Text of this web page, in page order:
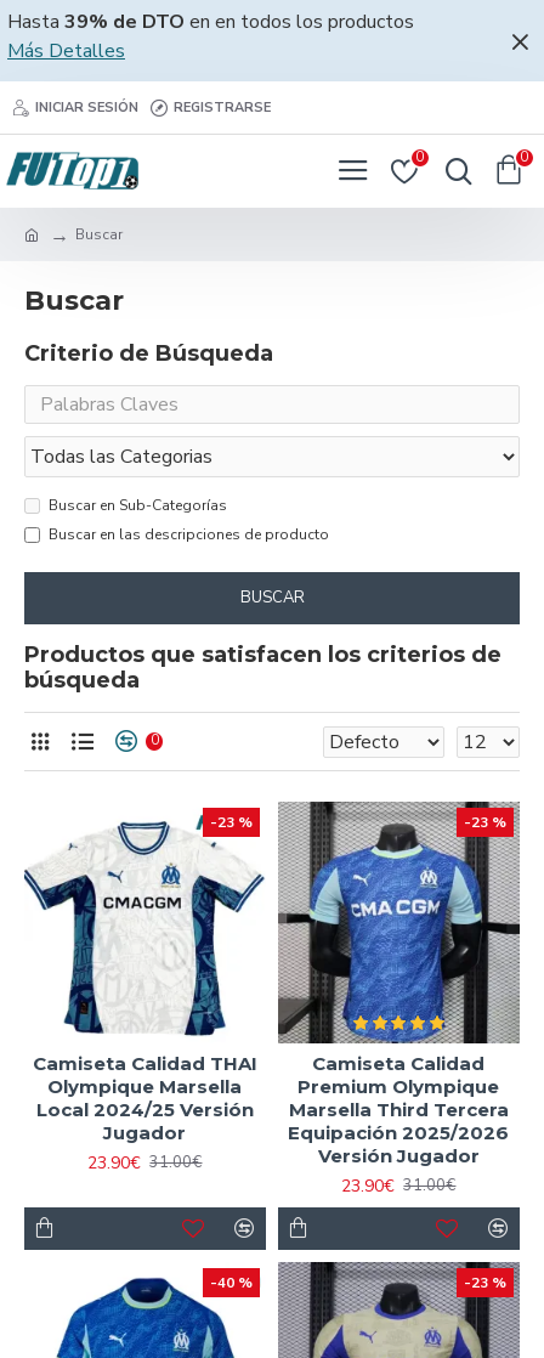
Hasta 39% de DTO en en todos los productos
Más Detalles
INICIAR SESIÓN REGISTRARSE
0 0
Buscar
Buscar
Criterio de Búsqueda
Buscar en Sub-Categorías
Buscar en las descripciones de producto
BUSCAR
Productos que satisfacen los criterios de
búsqueda
0
-23 %
Camiseta Calidad THAI
Olympique Marsella
Local 2024/25 Versión
Jugador
23.90€ 31.00€
-23 %
Camiseta Calidad
Premium Olympique
Marsella Third Tercera
Equipación 2025/2026
Versión Jugador
23.90€ 31.00€
-40 % -23 %